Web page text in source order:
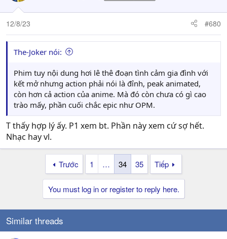
12/8/23 #680
The-Joker nói:
Phim tuy nội dung hơi lê thê đoạn tình cảm gia đình với
kết mở nhưng action phải nói là đỉnh, peak animated,
còn hơn cả action của anime. Mà đó còn chưa có gì cao
trào mấy, phần cuối chắc epic như OPM.
T thấy hợp lý ấy. P1 xem bt. Phần này xem cứ sợ hết.
Nhạc hay vl.
Trước 1 … 34 35 Tiếp
You must log in or register to reply here.
Similar threads